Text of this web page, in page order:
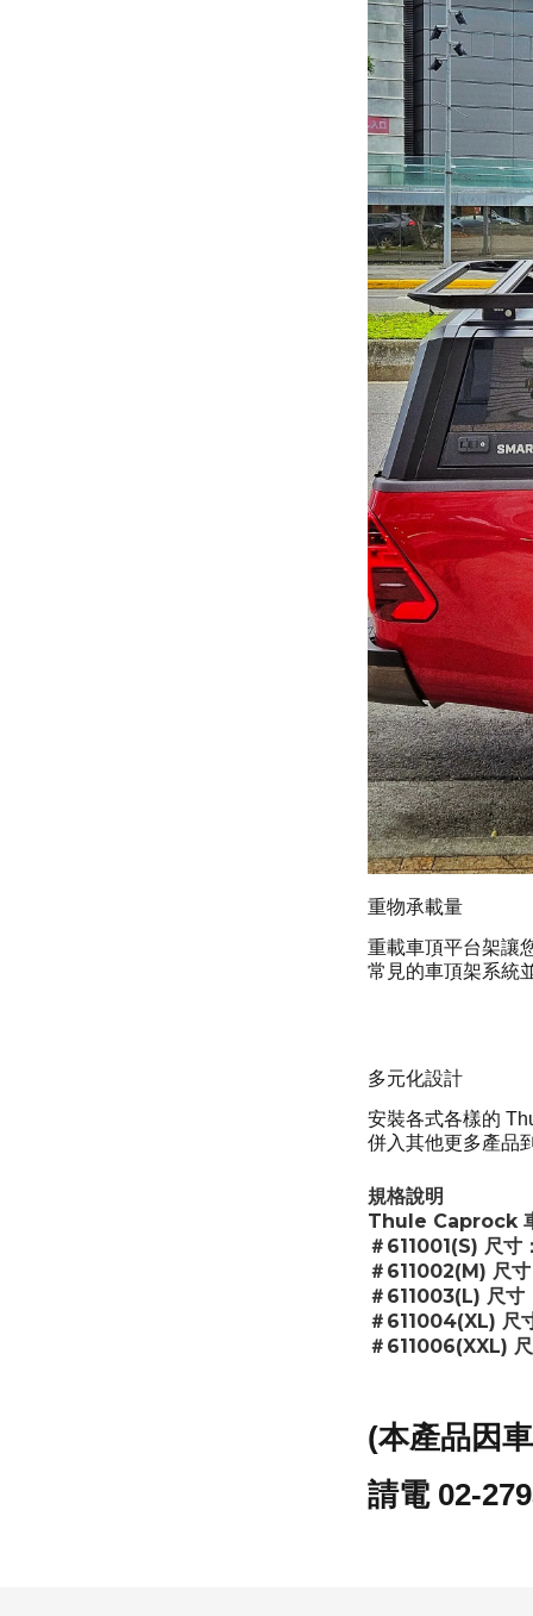
重物承載量
重載車頂平台架讓
常見的車頂架系統
多元化設計
安裝各式各樣的
併入其他更多產品
規格說明
Thule Caprock
＃611001(S) 尺
＃611002(M) 尺
＃611003(L) 尺
＃611004(XL) 尺
＃611006(XXL)
(本產品因
請電 02-